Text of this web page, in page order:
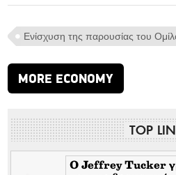
MORE ECONOMY
TOP
Ο Jeffrey Tucker